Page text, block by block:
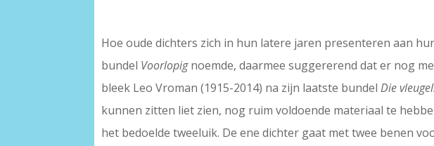
Hoe oude dichters zich in hun latere jaren presenteren aan
bundel Voorlopignoemde, daarmee suggererend dat er nog
bleek Leo Vroman (1915-2014) na zijn laatste bundelDie
kunnen zitten liet zien, nog ruim voldoende materiaal te
het bedoelde tweeluik. De ene dichter gaat met twee benen